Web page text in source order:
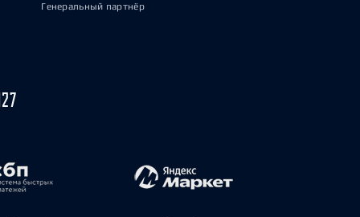
Генеральный партнёр